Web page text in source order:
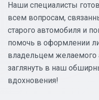
Наши специалисты
всем вопросам,
старого автомобиля и
помочь в оформлении
владельцем желаемого
заглянуть в наш
вдохновения!